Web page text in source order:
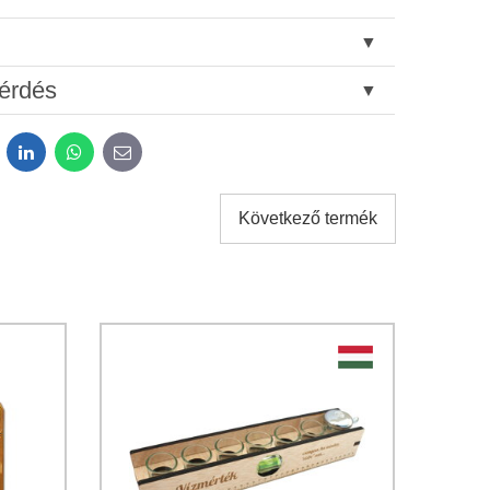
feltételeit.*
Elküldeni
Elküldeni
LinkedInWhatsApp
E-
mail
Következő termék